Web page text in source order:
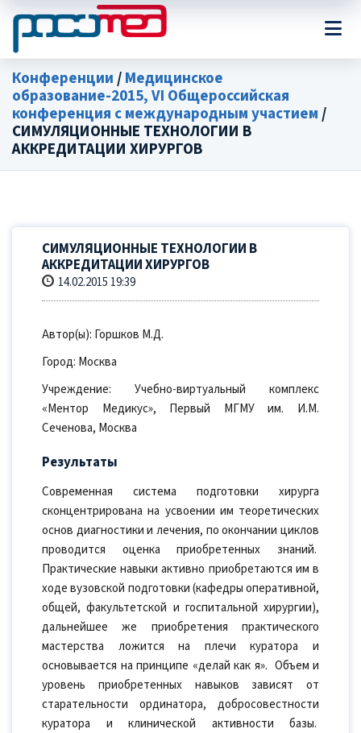
Конференции/Медицинское
образование-2015, VI Общероссийская
конференция с международным участием/
СИМУЛЯЦИОННЫЕ ТЕХНОЛОГИИ В
АККРЕДИТАЦИИ ХИРУРГОВ
СИМУЛЯЦИОННЫЕ ТЕХНОЛОГИИ В
АККРЕДИТАЦИИ ХИРУРГОВ
14.02.2015 19:39
Автор(ы): Горшков М.Д.
Город: Москва
Учреждение: Учебно-виртуальный комплекс
«Ментор Медикус», Первый МГМУ им. И.М.
Сеченова, Москва
Результаты
Современная система подготовки хирурга
сконцентрирована на усвоении им теоретических
основ диагностики и лечения, по окончании циклов
проводится оценка приобретенных знаний.
Практические навыки активно приобретаются им в
ходе вузовской подготовки (кафедры оперативной,
общей, факультетской и госпитальной хирургии),
дальнейшее же приобретения практического
мастерства ложится на плечи куратора и
основывается на принципе «делай как я». Объем и
уровень приобретенных навыков зависят от
старательности ординатора, добросовестности
куратора и клинической активности базы.